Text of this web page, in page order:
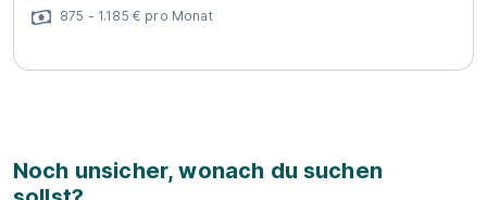
875 - 1.185 € pro Monat
Noch unsicher, wonach du suchen